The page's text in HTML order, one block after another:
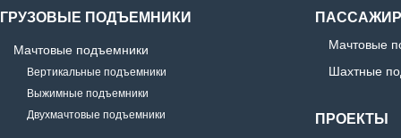
ГРУЗОВЫЕ ПОДЪЕМНИКИ
Мачтовые подъемники
Вертикальные подъемники
Выжимные подъемники
Двухмачтовые подъемники
Мачтовые
Шахтные
ПРОЕКТЫ